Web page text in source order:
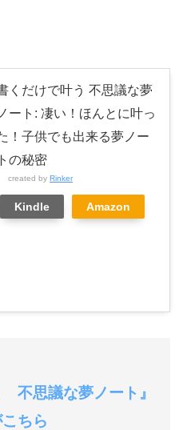
くだけで叶う 不思議な夢
ノート: 凄い！ほんとに叶っ
！子供でも出来る夢ノー
トの秘密
created by Rinker
Kindle Amazon
不思議な夢ノート』
ちら